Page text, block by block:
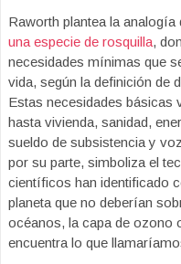
Raworth plantea la analogía
una especie de rosquilla,
necesidades mínimas que
vida, según la definición de
Estas necesidades básicas
hasta vivienda, sanidad,
sueldo de subsistencia y
por su parte, simboliza el
científicos han identificado
planeta que no deberían
océanos, la capa de ozono
encuentra lo que